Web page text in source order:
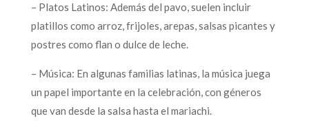
– Platos Latinos: Además del pavo, suelen incluir
platillos como arroz, frijoles, arepas, salsas picantes y
postres como flan o dulce de leche.
– Música: En algunas familias latinas, la música juega
un papel importante en la celebración, con géneros
que van desde la salsa hasta el mariachi.